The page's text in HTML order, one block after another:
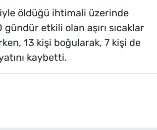
öldüğü ihtimali üzerinde
etkili olan aşırı sıcaklar
13 kişi boğularak, 7 kişi de
kaybetti.